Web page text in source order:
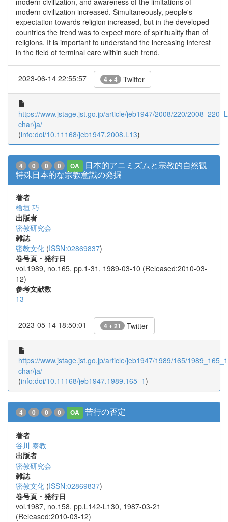
modern civilization increased. Simultaneously, people's
expectation towards religion increased, but in the developed
countries the trend was to expect more of spirituality than of
religions. It is important to understand the increasing interest
in the field of terminal care within such trend.
2023-06-14 22:55:57 4 + 4 Twitter
https://www.jstage.jst.go.jp/article/jeb1947/2008/220/
char/ja/
(info:doi/10.11168/jeb1947.2008.L13)
4 0 0 0 OA
日本的アニミズムと宗教的自然観
特殊日本的な宗教意識の発掘
著者
檜垣 巧
出版者
密教研究会
雑誌
密教文化 (ISSN:02869837)
巻号頁・発行日
vol.1989, no.165, pp.1-31, 1989-03-10 (Released:2010-03-
12)
参考文献数
13
2023-05-14 18:50:01 4 + 21 Twitter
https://www.jstage.jst.go.jp/article/jeb1947/1989/165/
char/ja/
(info:doi/10.11168/jeb1947.1989.165_1)
4 0 0 0 OA 苦行の否定
著者
谷川 泰教
出版者
密教研究会
雑誌
密教文化 (ISSN:02869837)
巻号頁・発行日
vol.1987, no.158, pp.L142-L130, 1987-03-21
(Released:2010-03-12)